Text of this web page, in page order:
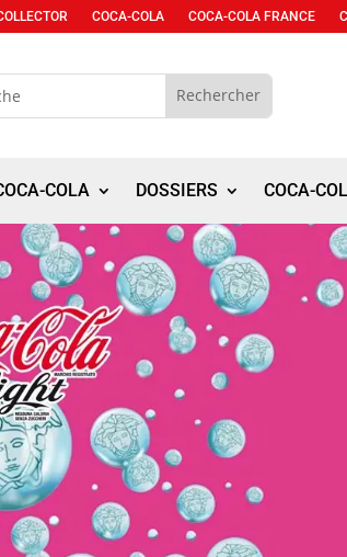
COCA-COLA COCA-COLA FRANCE
COLA DOSSIERS COCA-